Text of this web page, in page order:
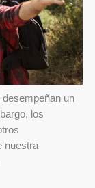
un
los
nuestra